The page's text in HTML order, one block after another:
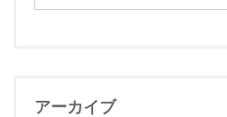
アーカイブ